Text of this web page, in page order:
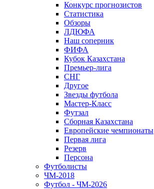
Конкурс прогнозистов
Статистика
Обзоры
ЛДЮФА
Наш соперник
ФИФА
Кубок Казахстана
Премьер-лига
СНГ
Другое
Звезды футбола
Мастер-Класс
Футзал
Сборная Казахстана
Европейские чемпионаты
Первая лига
Резерв
Персона
Футболисты
ЧМ-2018
Футбол - ЧМ-2026